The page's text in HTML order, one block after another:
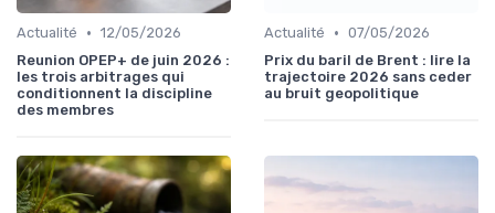
Actualité • 12/05/2026
Reunion OPEP+ de juin 2026 :
les trois arbitrages qui
conditionnent la discipline
des membres
Actualité • 07/05/2026
Prix du baril de Brent : lire la
trajectoire 2026 sans ceder
au bruit geopolitique